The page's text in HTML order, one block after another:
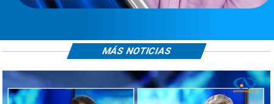
MÁS NOTICIAS